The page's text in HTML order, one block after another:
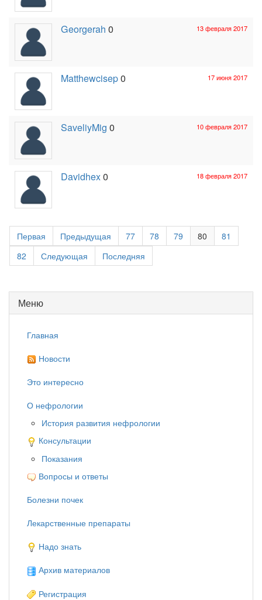
13 февраля 2017
Georgerah 0
17 июня 2017
Matthewcisep0
10 февраля 2017
SaveliyMig 0
18 февраля 2017
Davidhex0
Первая Предыдущая 77 78 79 80
81
82
Следующая Последняя
Меню
Главная
Новости
Это интересно
О нефрологии
История развития нефрологии
Консультации
Показания
Вопросы и ответы
Болезни почек
Лекарственные препараты
Надо знать
Архив материалов
Регистрация